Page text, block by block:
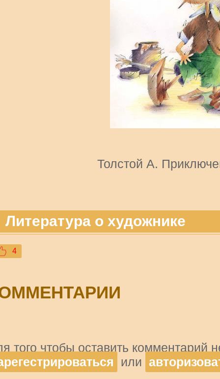
Толстой А.
Литература о художнике
4
того чтобы оставить комментарий
или